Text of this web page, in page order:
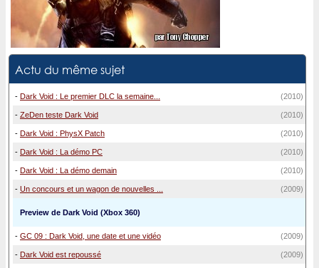
Actu du même sujet
- Dark Void : Le premier DLC la semaine... (2010)
- ZeDen teste Dark Void (2010)
- Dark Void : PhysX Patch (2010)
- Dark Void : La démo PC (2010)
- Dark Void : La démo demain (2010)
- Un concours et un wagon de nouvelles ... (2009)
Preview de Dark Void (Xbox 360)
- GC 09 : Dark Void, une date et une vidéo (2009)
- Dark Void est repoussé (2009)